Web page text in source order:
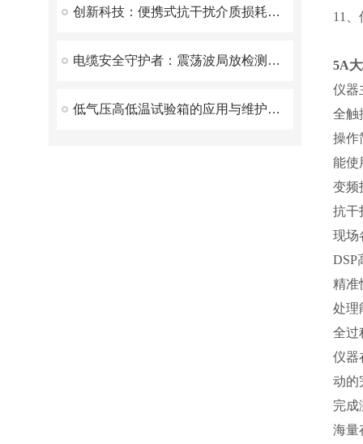
创新科技：便携式抗干扰介质损耗测试仪，现场检测无忧
电缆安全守护者：震荡波局放检测装置的创新之旅
低气压高低温试验箱的应用与维护方案
11、
5A
仪器
全触
操作
能使
变频
抗干
现场
DSP
精准
处理
全过
仪器
动的
完成
海量